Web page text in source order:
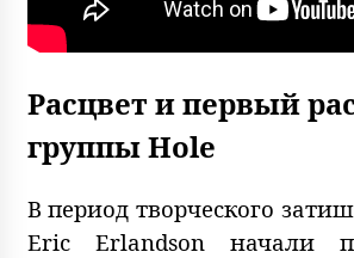
Расцвет и первый
группы Hole
В период творческого
Eric Erlandson начали